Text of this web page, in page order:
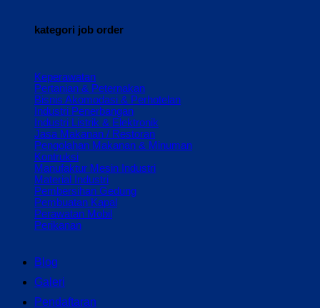
kategori job order
Keperawatan
Pertanian & Peternakan
Bisnis Akomodasi & Perhotelan
Industri Penerbangan
Industri Listrik & Elektronik
Jasa Makanan / Restoran
Pengolahan Makanan & Minuman
Kontruksi
Manufaktur Mesin Industri
Material Industri
Pembersihan Gedung
Pembuatan Kapal
Perawatan Mobil
Perikanan
Blog
Galeri
Pendaftaran